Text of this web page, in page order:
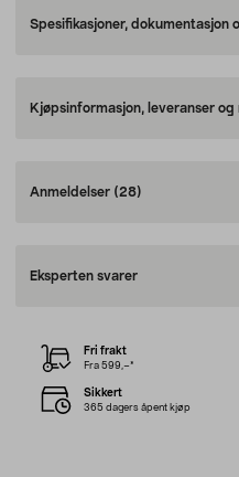
Spesifikasjoner, dokumentasjon
Kjøpsinformasjon, leveranser
Anmeldelser (28)
Eksperten svarer
Fri frakt
Fra 599,–*
Sikkert
365 dagers åpent kjøp